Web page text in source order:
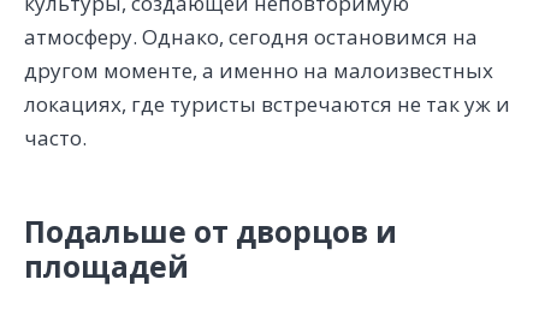
атмосферу. Однако, сегодня остановимся на
другом моменте, а именно на малоизвестных
локациях, где туристы встречаются не так уж и
часто.
Подальше от дворцов и
площадей